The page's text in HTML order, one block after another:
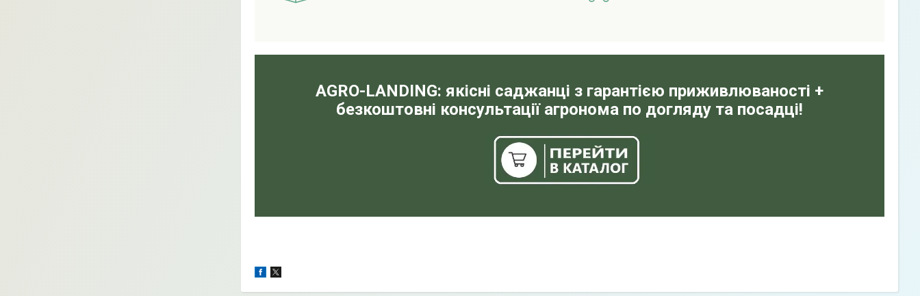
AGRO-LANDING: якісні саджанці з гарантією приживлюваності +
безкоштовні консультації агронома по догляду та посадці!